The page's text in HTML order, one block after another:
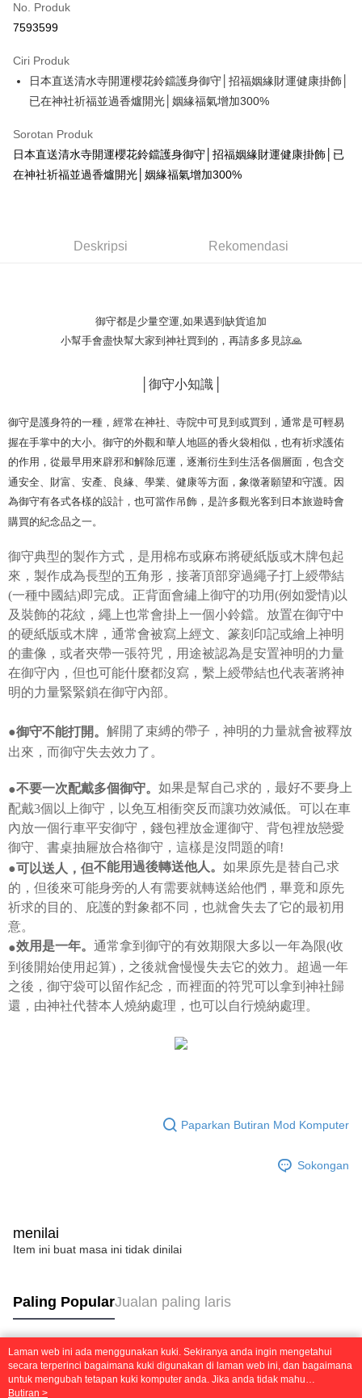
Pengambilan di Kedai Serbaneka
Apple Pay
JKOPAY
Easy Wallet
Google Pay
Jika anda memilih OP Pay Later sebagai kaedah pembayaran, sistem
akan mengarahkan anda secara automatik ke proses transaksi OP Pay
mudah alih anda, memilih bilangan ansuran, dan menetapkan tarikh
akhir pembayaran. Transaksi akan dianggap selesai setelah pembayaran
Had kredit yang diluluskan, tempoh ansuran yang tersedia, dan yuran
yang dikenakan adalah tertakluk kepada maklumat yang dinyatakan
pada halaman pengesahan transaksi seterusnya.
Jika transaksi tidak disahkan dalam masa 30 minit selepas pesanan
dibuat, atau jika permohonan gagal dalam proses semakan, pesanan
akan dibatalkan secara automatik. Jika permohonan gagal pada
tidak dipenuhi; butiran penilaian khusus tidak akan didedahkan.
[Arahan Pembayaran]
Pembayaran ansuran melalui OP Pay Later akan dibilkan secara
berasingan dan tidak termasuk dalam bil telekom anda. SMS peringatan
pembayaran akan dihantar selepas kitaran bil bulanan.
Selepas mengakses bil melalui pautan dalam SMS, anda boleh
menyelesaikan pembayaran anda melalui salah satu saluran berikut: kod
bar kedai serbaneka, kedai runcit Taiwan Mobile, pemindahan bank,
[Nota Penting]
yang membolehkan pelanggan membeli barangan atau perkhidmatan
melalui perkhidmatan ini pada masa transaksi. Hasil daripada pembelian
atau pembayaran ansuran akan dipindahkan oleh peniaga kepada
Syarikat, dan pelanggan hendaklah membuat pembayaran mengikut
perjanjian menggunakan sistem bil Syarikat.
Untuk memenuhi hubungan kontrak yang terjalin melalui persetujuan
penggunaan OP Pay Later, peniaga akan memberikan maklumat peribadi
anda (termasuk nama, nombor telefon, atau alamat) kepada Syarikat bagi
tujuan pengumpulan, pemprosesan dan penggunaan data yang
diperlukan untuk pengebilan ansuran, termasuk pengesahan,
pengesahan semula dan pembetulan.
Untuk terma perkhidmatan penuh, sila rujuk pautan berikut:
https://oppay.tw/userRule" target="_blank" class="link revert-
style">https://oppay.tw/userRule
1. Perkhidmatan ini disediakan oleh Taiwan Mobile, pengguna telefon
pesanan ditubuhkan, akan secara automatik dialihkan ke proses
transaksi Gogo, selepas pengesahan nombor telefon, pilih bilangan
akan dibatalkan secara automatik. Jika terdapat situasi "pindah untuk
semakan khusus" yang tidak lulus, ini menunjukkan bahawa sistem
【Penerangan Kaedah Pembayaran】
1. Pembayaran ansuran tidak digabungkan dalam bil telekomunikasi,
"Pembayaran Ansuran Gogo" akan menghantar SMS peringatan
pembayaran selepas tarikh penyelesaian bulanan.
2. Melalui pautan SMS untuk membuka bil, anda boleh memilih untuk
membayar melalui "Kod bar kedai serbaneka / Kedai rasmi Taiwan
Mobile / Pemindahan bank / Pembayaran J街口 / iPASS MONEY" dan
1. Dengan memilih AFTEE sebagai kaedah pembayaran, mesej
pengesahan AFTEE akan muncul.
dihantar ke alamat yang ditetapkan.
AFTEE.
5. Tiada bayaran diperlukan apabila anda menerima produk. Sila buat
pembayaran di empat kedai serbaneka utama, ATM atau perbankan
AFTEE.
Sila ambil perhatian bahawa tempoh pembayaran adalah 14 hari. Walau
bagaimanapun, bagi mereka yang telah memuat turun Aplikasi AFTEE
sehingga 45 hari.
Tempoh pembayaran dikira dari masa kedai meminta pembayaran anda,
ditambah dengan bilangan hari yang boleh dilanjutkan oleh AFTEE. Anda
boleh melanjutkan tempoh pembayaran anda sebelum anda menerima
pesanan. Walau bagaimanapun, tiada jaminan bahawa anda boleh
menerima pesanan anda semasa tempoh pembayaran (cth.: produk
prapesanan atau produk yang mungkin mengambil masa yang lebih
lama untuk dihantar). Oleh itu, anda dikehendaki membuat pembayaran
kepada AFTEE dalam tempoh sama ada anda menerima pesanan.
1. Jumlah yang diperakui untuk pengguna kali pertama boleh sehingga
NT$10,000. Amaun diperakui sebenar yang diluluskan akan berdasarkan
3. Pada masa ini hanya tersedia untuk ahli Taiwan.
Ketiga, Syarat Perkhidmatan
Perkhidmatan AFTEE Beli Sekarang Bayar Kemudian disediakan oleh NP
Taiwan, Inc. dan AFTEE akan membuat bil kepada pengguna. AFTEE
akan menggunakan data peribadi yang dikumpul (termasuk nama
pembeli, no. telefon, nama penerima, no. telefon, alamat penerima) untuk
penggunaan perkhidmatan. Sila rujuk kepada "Penyata Pengumpulan
Data Peribadi, Pemprosesan, Penggunaan"
(https://aftee.tw/privacypolicy/
Jumlah yang diperakui untuk pengguna kali pertama yang lulus
kelulusan boleh sehingga NT$10,000. Jika pengguna tidak membuat
pembayaran dalam tempoh tersebut, yuran pembayaran lewat sebanyak
20% setahun akan dikenakan. Pengguna bawah umur dikehendaki
mendapatkan kebenaran daripada ibu bapa atau penjaga yang sah
cs_tw@netprotections.co.jp
Pemindahan ATM
付款 後全家取貨
NT$45/pesanan
7-11取貨付款
付款 後7-11取貨
NT$45/pesanan | Penghantaran percuma untuk pesanan
NT$499 atau lebih
宅配
NT$70/pesanan | Penghantaran percuma untuk pesanan
NT$499 atau lebih
No. Produk
7593599
Ciri Produk
日本直送清水寺開運櫻花鈴鐺護身御守│招福姻緣財運健康掛飾│
已在神社祈福並過香爐開光│姻緣福氣增加300%
Sorotan Produk
日本直送清水寺開運櫻花鈴鐺護身御守│招福姻緣財運健康掛飾│已
在神社祈福並過香爐開光│姻緣福氣增加300%
Deskripsi Rekomendasi
御守都是少量空運,如果遇到缺貨追加
小幫手會盡快幫大家到神社買到的，再請多多見諒🙏
│御守小知識│
御守是護身符的一種，經常在神社、寺院中可見到或買到，通常是可輕易
握在手掌中的大小。御守的外觀和華人地區的香火袋相似，也有祈求護佑
的作用，從最早用來辟邪和解除厄運，逐漸衍生到生活各個層面，包含交
通安全、財富、安產、良緣、學業、健康等方面，象徵著願望和守護。因
為御守有各式各樣的設計，也可當作吊飾，是許多觀光客到日本旅遊時會
購買的紀念品之一。
御守典型的製作方式，是用棉布或麻布將硬紙版或木牌包起
來，製作成為長型的五角形，接著頂部穿過繩子打上綬帶結
(一種中國結)即完成。正背面會繡上御守的功用(例如愛情)以
及裝飾的花紋，繩上也常會掛上一個小鈴鐺。放置在御守中
的硬紙版或木牌，通常會被寫上經文、篆刻印記或繪上神明
的畫像，或者夾帶一張符咒，用途被認為是安置神明的力量
在御守內，但也可能什麼都沒寫，繫上綬帶結也代表著將神
明的力量緊緊鎖在御守內部。
●御守不能打開。 解開了束縛的帶子，神明的力量就會被釋放
出來，而御守失去效力了。
●不要一次配戴多個御守。 如果是幫自己求的，最好不要身上
配戴3個以上御守，以免互相衝突反而讓功效減低。可以在車
內放一個行車平安御守，錢包裡放金運御守、背包裡放戀愛
御守、書桌抽屜放合格御守，這樣是沒問題的唷!
●可以送人，但不能用過後轉送他人。 如果原先是替自己求
的，但後來可能身旁的人有需要就轉送給他們，畢竟和原先
祈求的目的、庇護的對象都不同，也就會失去了它的最初用
意。
●效用是一年。 通常拿到御守的有效期限大多以一年為限(收
到後開始使用起算)，之後就會慢慢失去它的效力。超過一年
之後，御守袋可以留作紀念，而裡面的符咒可以拿到神社歸
還，由神社代替本人燒納處理，也可以自行燒納處理。
Paparkan Butiran Mod Komputer
Sokongan
menilai
Item ini buat masa ini tidak dinilai
Paling PopularJualan paling laris
Tag Popular
Laman web ini ada menggunakan kuki. Sekiranya anda ingin mengetahui
secara terperinci bagaimana kuki digunakan di laman web ini, dan bagaimana
untuk mengubah tetapan kuki komputer anda. Jika anda tidak mahu
menggunakan kuki di komputer anda, sila rujuk penerangan mengenai kuki.
Butiran >